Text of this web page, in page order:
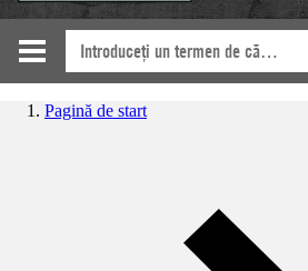
Pagină de start